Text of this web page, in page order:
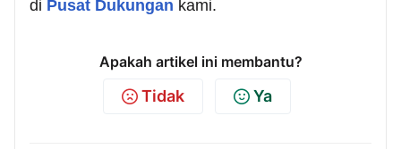
di Pusat Dukungan kami.
Apakah artikel ini membantu?
Tidak Ya